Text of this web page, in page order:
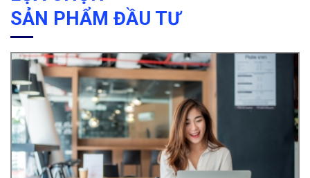
SẢN PHẨM ĐẦU TƯ